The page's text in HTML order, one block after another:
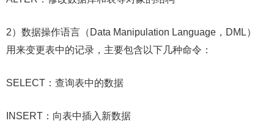
2）数据操作语言（Data Manipulation Language，DML）
用来变更表中的记录，主要包含以下几种命令：
SELECT：查询表中的数据
INSERT：向表中插入新数据